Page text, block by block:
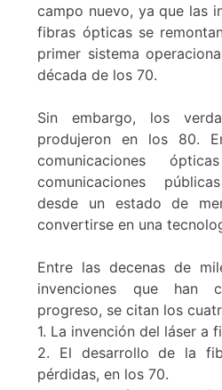
campo nuevo, ya que las
fibras ópticas se
primer sistema
década de los 70.
Sin embargo, los
produjeron en los 80.
comunicaciones
comunicaciones
desde un estado de
convertirse en una
Entre las decenas de
invenciones que han
progreso, se citan los
1. La invención del láser a
2. El desarrollo de la
pérdidas, en los 70.